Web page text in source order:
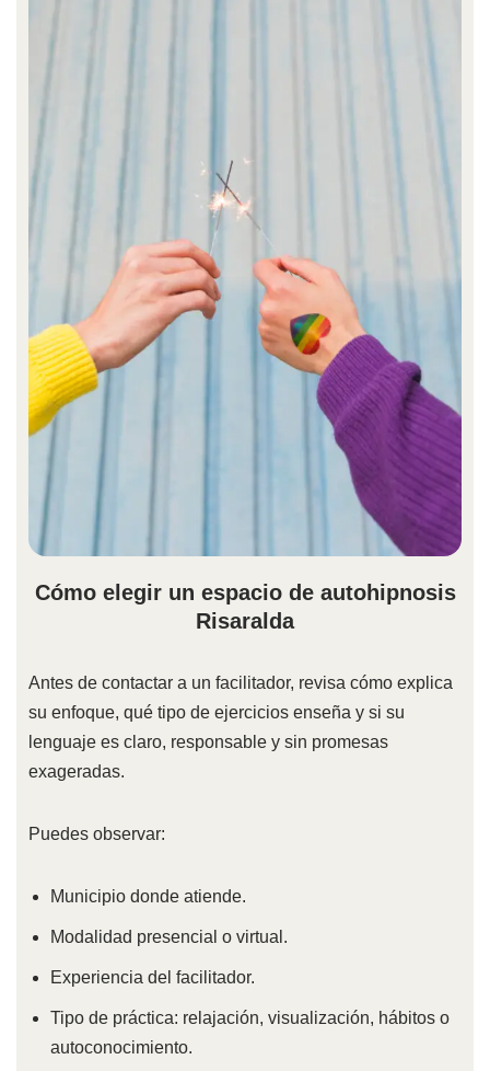
Cómo elegir un espacio de autohipnosis
Risaralda
Antes de contactar a un facilitador, revisa cómo explica
su enfoque, qué tipo de ejercicios enseña y si su
lenguaje es claro, responsable y sin promesas
exageradas.
Puedes observar:
Municipio donde atiende.
Modalidad presencial o virtual.
Experiencia del facilitador.
Tipo de práctica: relajación, visualización, hábitos o
autoconocimiento.